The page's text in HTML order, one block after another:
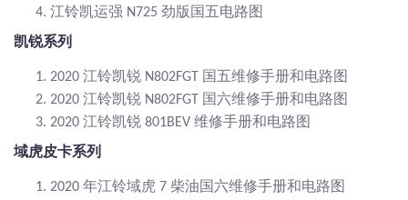
4. 江铃凯运强 N725 劲版国五电路图
凯锐系列
1. 2020 江铃凯锐 N802FGT 国五维修手册和电路图
2. 2020 江铃凯锐 N802FGT 国六维修手册和电路图
3. 2020 江铃凯锐 801BEV 维修手册和电路图
域虎皮卡系列
1. 2020 年江铃域虎 7 柴油国六维修手册和电路图